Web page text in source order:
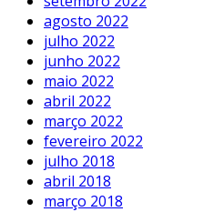
agosto 2022
julho 2022
junho 2022
maio 2022
abril 2022
março 2022
fevereiro 2022
julho 2018
abril 2018
março 2018